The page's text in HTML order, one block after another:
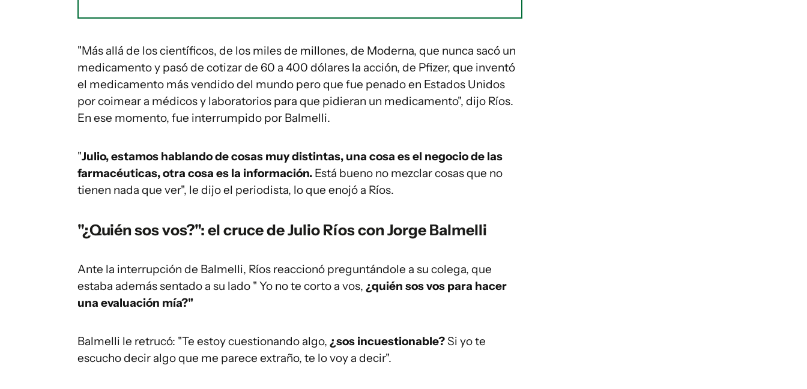
"Más allá de los científicos, de los miles de millones, de Moderna, que nunca sacó un
medicamento y pasó de cotizar de 60 a 400 dólares la acción, de Pfizer, que inventó
el medicamento más vendido del mundo pero que fue penado en Estados Unidos
por coimear a médicos y laboratorios para que pidieran un medicamento", dijo Ríos.
En ese momento, fue interrumpido por Balmelli.
"Julio, estamos hablando de cosas muy distintas, una cosa es el negocio de las
farmacéuticas, otra cosa es la información. Está bueno no mezclar cosas que no
tienen nada que ver", le dijo el periodista, lo que enojó a Ríos.
"¿Quién sos vos?": el cruce de Julio Ríos con Jorge Balmelli
Ante la interrupción de Balmelli, Ríos reaccionó preguntándole a su colega, que
estaba además sentado a su lado " Yo no te corto a vos, ¿quién sos vos para hacer
una evaluación mía?"
Balmelli le retrucó: "Te estoy cuestionando algo, ¿sos incuestionable? Si yo te
escucho decir algo que me parece extraño, te lo voy a decir".